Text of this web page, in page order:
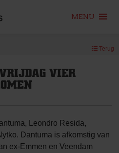
MENU
Terug
VIER
Leondro Resida,
Dantuma is afkomstig van
ex-Emmen en Veendam